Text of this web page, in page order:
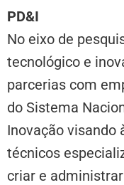
PD&I
No eixo de
tecnológico e
parcerias com
do Sistema
Inovação visando
técnicos
criar e